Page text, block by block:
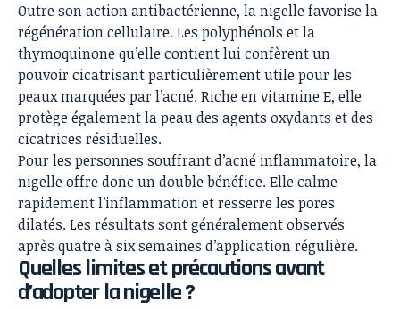
Outre son action antibactérienne, la nigelle favorise la
régénération cellulaire. Les polyphénols et la
thymoquinone qu’elle contient lui confèrent un
pouvoir cicatrisant particulièrement utile pour les
peaux marquées par l’acné. Riche en vitamine E, elle
protège également la peaudes agents oxydants et des
cicatrices résiduelles.
Pour les personnes souffrant d’acné inflammatoire, la
nigelle offre donc un double bénéfice. Elle calme
rapidement l’inflammation et resserre les pores
dilatés. Les résultats sont généralement observés
après quatre à six semaines d’application régulière.
Quelles limites et précautions avant
d’adopter la nigelle ?